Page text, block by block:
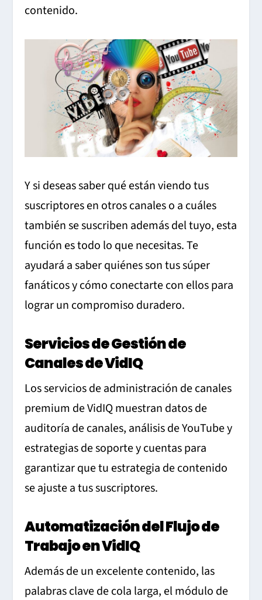
contenido.
Y si deseas saber qué están viendo tus
suscriptores en otros canales o a cuáles
también se suscriben además del tuyo, esta
función es todo lo que necesitas. Te
ayudará a saber quiénes son tus súper
fanáticos y cómo conectarte con ellos para
lograr un compromiso duradero.
Servicios de Gestión de
Canales de VidIQ
Los servicios de administración de canales
premium de VidIQ muestran datos de
auditoría de canales, análisis de YouTube y
estrategias de soporte y cuentas para
garantizar que tu estrategia de contenido
se ajuste a tus suscriptores.
Automatización del Flujo de
Trabajo en VidIQ
Además de un excelente contenido, las
palabras clave de cola larga, el módulo de